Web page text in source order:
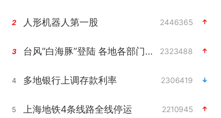
2 人形机器人第一股 2446365
3 台风“白海豚”登陆 各地各部门全力应对 2323488
4 多地银行上调存款利率 2306419
5 上海地铁4条线路全线停运 2210945